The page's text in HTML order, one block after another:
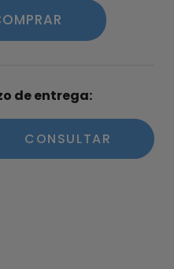
de entrega:
CONSULTAR